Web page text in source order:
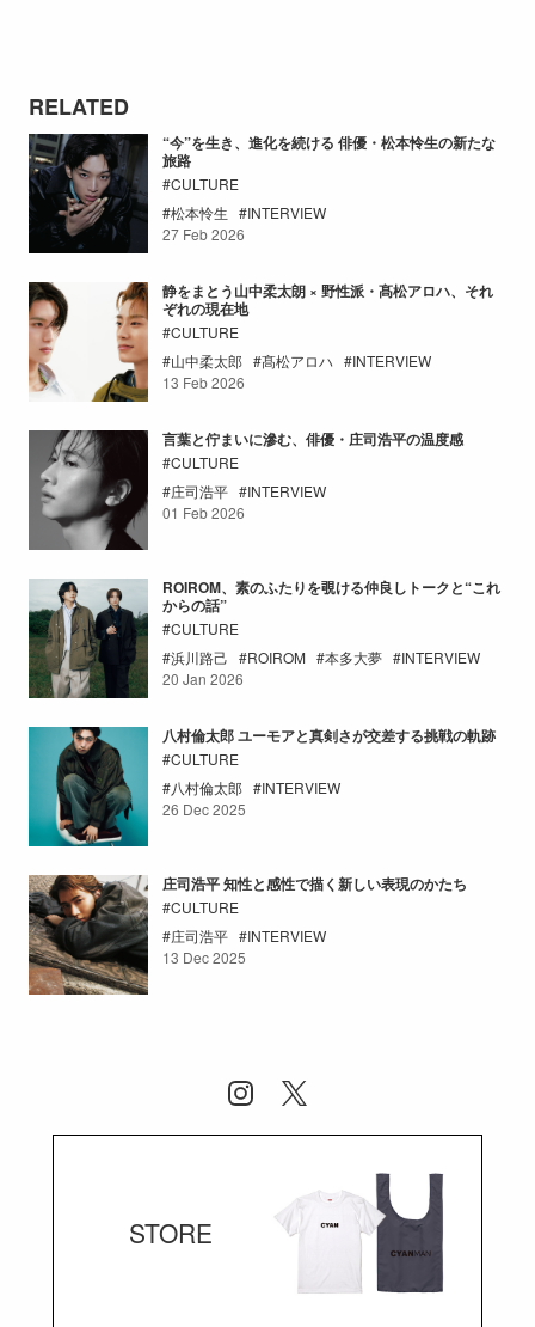
RELATED
“今”を生き、進化を続ける 俳優・松本怜生の新たな
旅路
CULTURE
松本怜生
INTERVIEW
27 Feb 2026
静をまとう山中柔太朗 × 野性派・髙松アロハ、それ
ぞれの現在地
CULTURE
山中柔太郎
髙松アロハ
INTERVIEW
13 Feb 2026
言葉と佇まいに滲む、俳優・庄司浩平の温度感
CULTURE
庄司浩平
INTERVIEW
01 Feb 2026
ROIROM、素のふたりを覗ける仲良しトークと“これ
からの話”
CULTURE
浜川路己
ROIROM 本多大夢
INTERVIEW
20 Jan 2026
八村倫太郎 ユーモアと真剣さが交差する挑戦の軌跡
CULTURE
八村倫太郎
INTERVIEW
26 Dec 2025
庄司浩平 知性と感性で描く新しい表現のかたち
CULTURE
庄司浩平
INTERVIEW
13 Dec 2025
STORE